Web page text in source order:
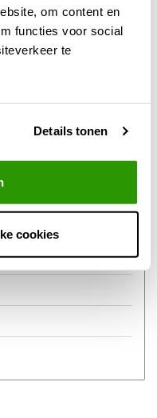
om content en
functies voor social
te
Details tonen
cookies